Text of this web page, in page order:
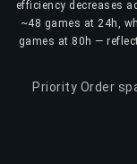
efficiency decreases
~48 games at 24h,
games at 80h —
Priority Order